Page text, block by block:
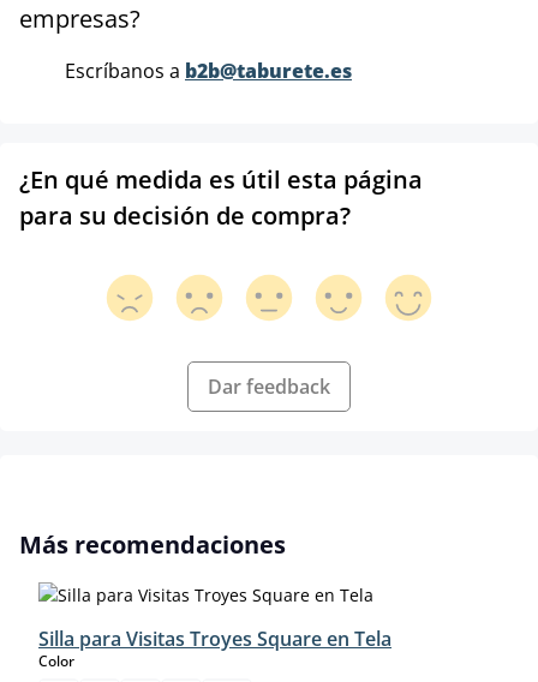
empresas?
Escríbanos a b2b@taburete.es
¿En qué medida es útil esta página
para su decisión de compra?
Dar feedback
Omitir la galería de productos
Más recomendaciones
Silla para Visitas Troyes Square en Tela
Colorselect